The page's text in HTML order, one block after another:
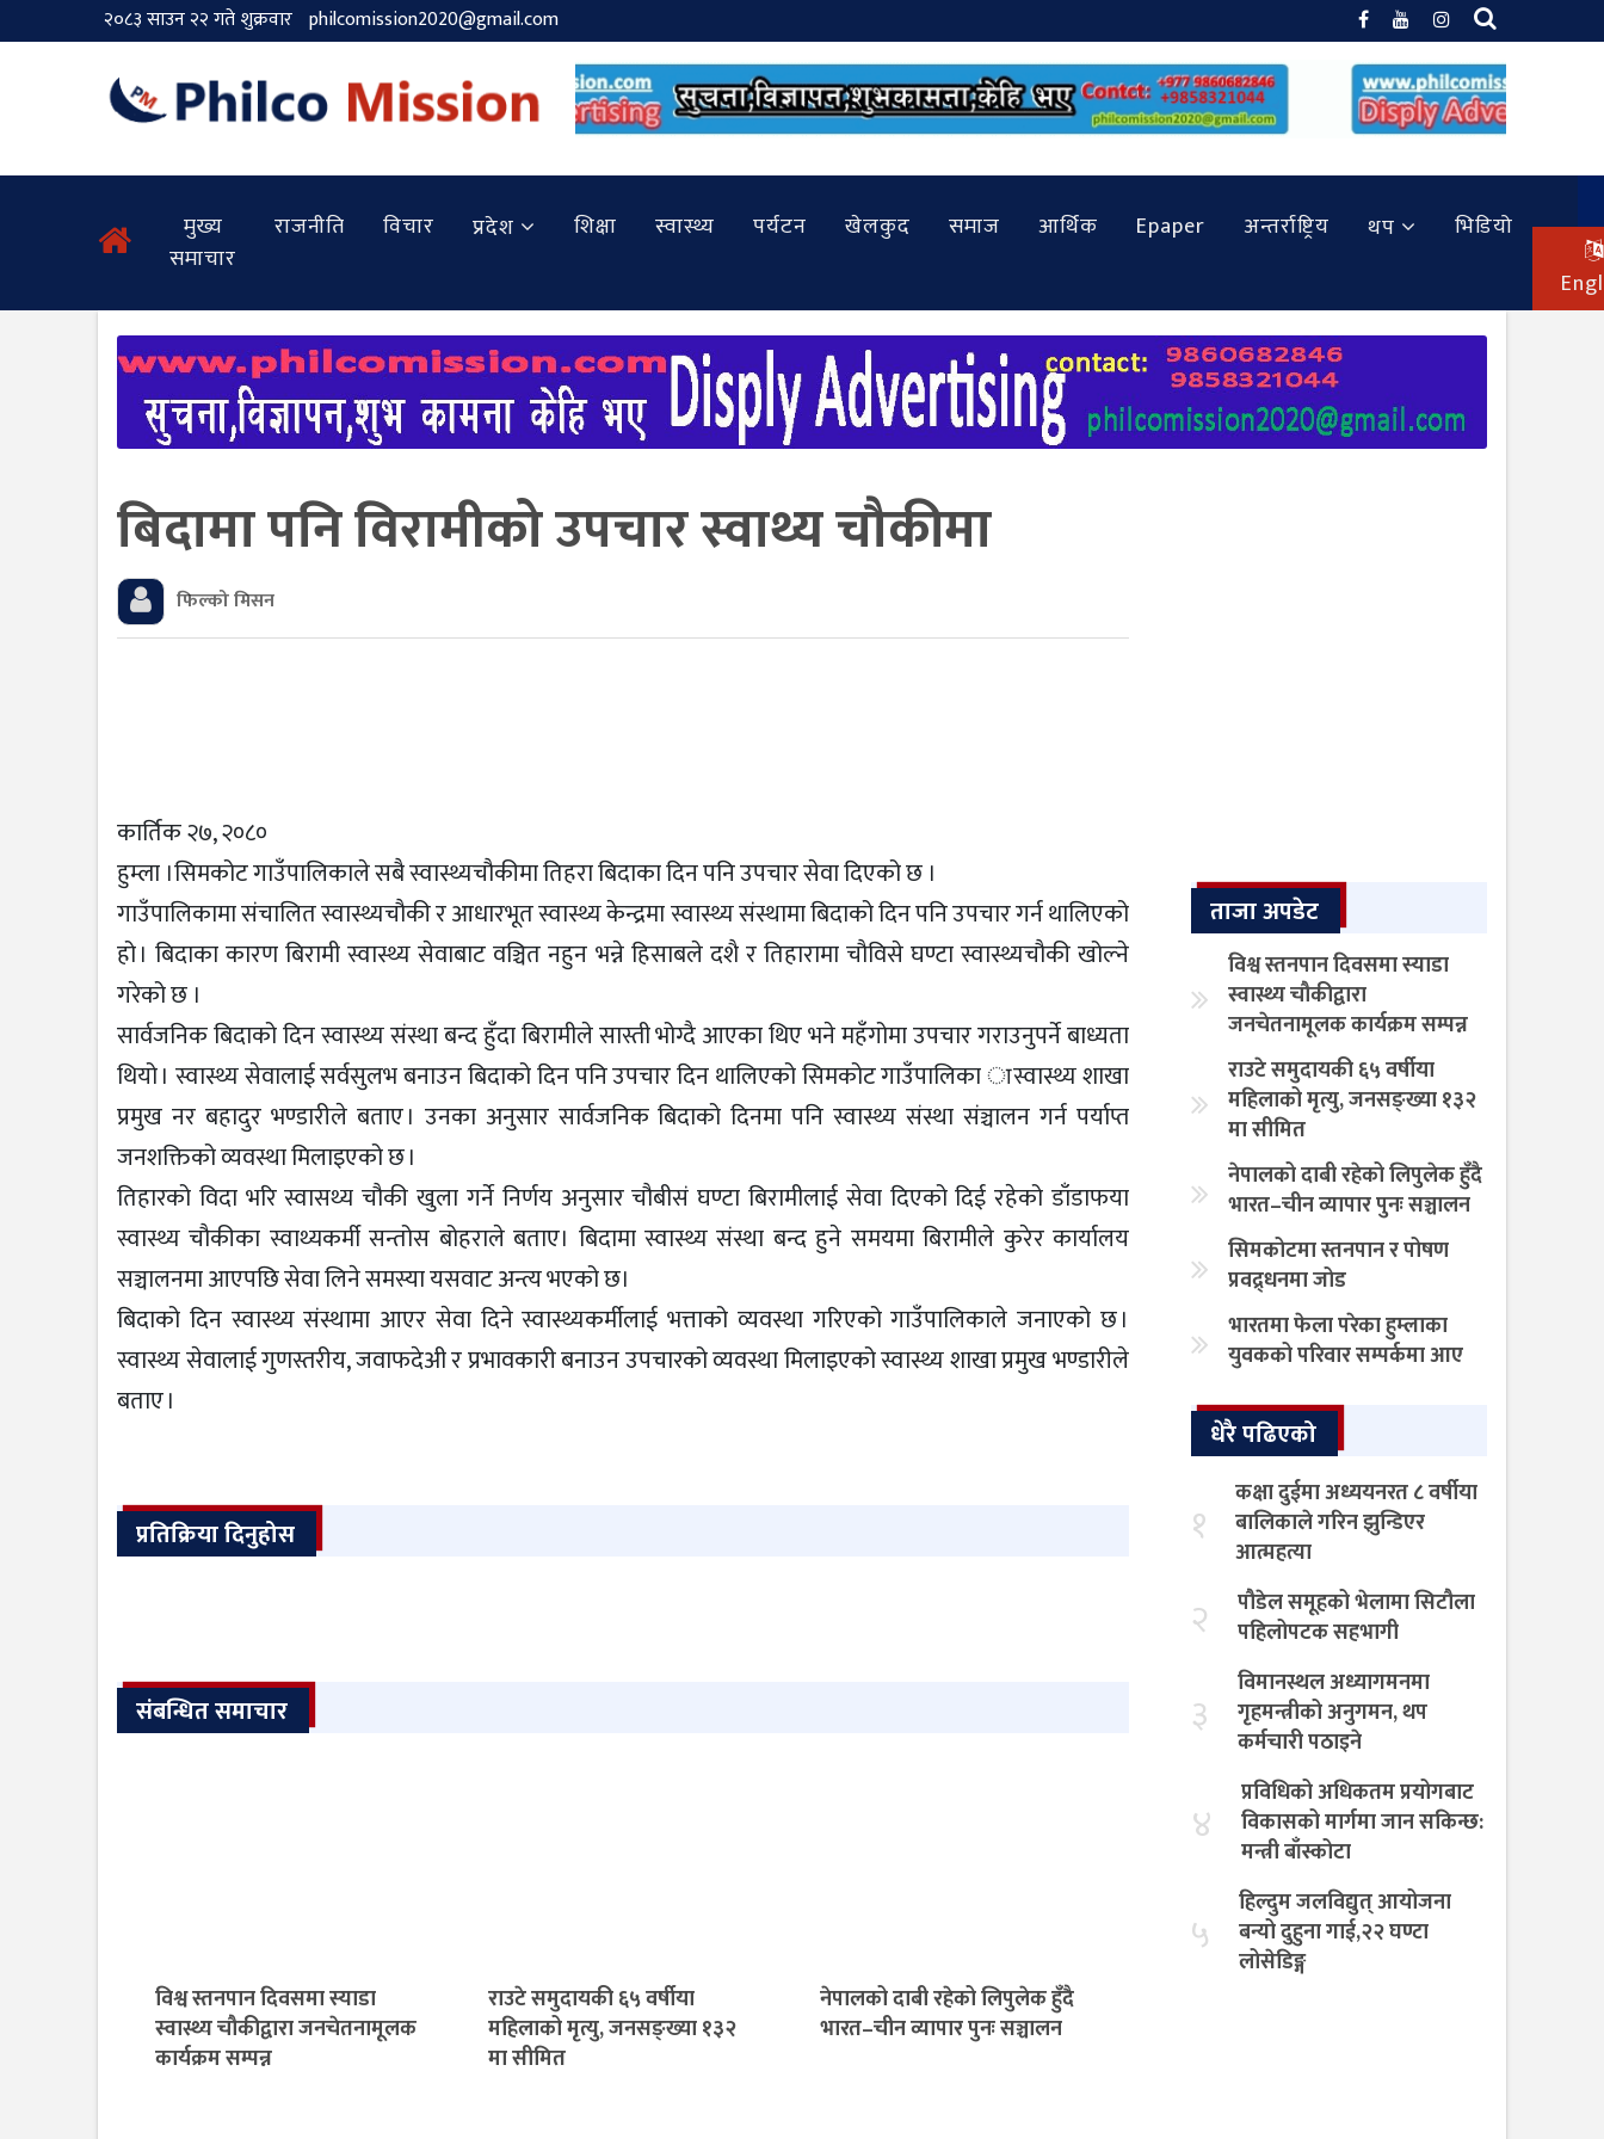
२०८३ साउन २२ गते शुक्रवार philcomission2020@gmail.com
मुख्य
समाचार
राजनीति विचार प्रदेश शिक्षा स्वास्थ्य पर्यटन खेलकुद समाज आर्थिक Epaper अन्तर्राष्ट्रिय थप
भिडियो
बिदामा पनि विरामीको उपचार स्वाथ्य चौकीमा
फिल्को मिसन
कार्तिक २७, २०८०
हुम्ला ।सिमकोट गाउँपालिकाले सबै स्वास्थ्यचौकीमा तिहरा बिदाका दिन पनि उपचार सेवा दिएको छ ।
गाउँपालिकामा संचालित स्वास्थ्यचौकी र आधारभूत स्वास्थ्य केन्द्रमा स्वास्थ्य संस्थामा बिदाको दिन पनि उपचार गर्न थालिएको
हो । बिदाका कारण बिरामी स्वास्थ्य सेवाबाट वञ्चित नहुन भन्ने हिसाबले दशै र तिहारामा चौविसे घण्टा स्वास्थ्यचौकी खोल्ने
गरेको छ ।
सार्वजनिक बिदाको दिन स्वास्थ्य संस्था बन्द हुँदा बिरामीले सास्ती भोग्दै आएका थिए भने महँगोमा उपचार गराउनुपर्ने बाध्यता
थियो । स्वास्थ्य सेवालाई सर्वसुलभ बनाउन बिदाको दिन पनि उपचार दिन थालिएको सिमकोट गाउँपालिका ास्वास्थ्य शाखा
प्रमुख नर बहादुर भण्डारीले बताए । उनका अनुसार सार्वजनिक बिदाको दिनमा पनि स्वास्थ्य संस्था संञ्चालन गर्न पर्याप्त
जनशक्तिको व्यवस्था मिलाइएको छ ।
तिहारको विदा भरि स्वासथ्य चौकी खुला गर्ने निर्णय अनुसार चौबीसं घण्टा बिरामीलाई सेवा दिएको दिई रहेको डाँडाफया
स्वास्थ्य चौकीका स्वाथ्यकर्मी सन्तोस बोहराले बताए। बिदामा स्वास्थ्य संस्था बन्द हुने समयमा बिरामीले कुरेर कार्यालय
सञ्चालनमा आएपछि सेवा लिने समस्या यसवाट अन्त्य भएको छ।
बिदाको दिन स्वास्थ्य संस्थामा आएर सेवा दिने स्वास्थ्यकर्मीलाई भत्ताको व्यवस्था गरिएको गाउँपालिकाले जनाएको छ ।
स्वास्थ्य सेवालाई गुणस्तरीय, जवाफदेअी र प्रभावकारी बनाउन उपचारको व्यवस्था मिलाइएको स्वास्थ्य शाखा प्रमुख भण्डारीले
बताए ।
प्रतिक्रिया दिनुहोस
संबन्धित समाचार
विश्व स्तनपान दिवसमा स्याडा
स्वास्थ्य चौकीद्वारा जनचेतनामूलक
कार्यक्रम सम्पन्न
राउटे समुदायकी ६५ वर्षीया
महिलाको मृत्यु, जनसङ्ख्या १३२
मा सीमित
नेपालको दाबी रहेको लिपुलेक हुँदै
भारत–चीन व्यापार पुनः सञ्चालन
ताजा अपडेट
विश्व स्तनपान दिवसमा स्याडा
स्वास्थ्य चौकीद्वारा
जनचेतनामूलक कार्यक्रम सम्पन्न
राउटे समुदायकी ६५ वर्षीया
महिलाको मृत्यु, जनसङ्ख्या १३२
मा सीमित
नेपालको दाबी रहेको लिपुलेक हुँदै
भारत–चीन व्यापार पुनः सञ्चालन
सिमकोटमा स्तनपान र पोषण
प्रवद्र्धनमा जोड
भारतमा फेला परेका हुम्लाका
युवकको परिवार सम्पर्कमा आए
धेरै पढिएको
१
कक्षा दुईमा अध्ययनरत ८ वर्षीया
बालिकाले गरिन झुन्डिएर
आत्महत्या
२
पौडेल समूहको भेलामा सिटौला
पहिलोपटक सहभागी
३
विमानस्थल अध्यागमनमा
गृहमन्त्रीको अनुगमन, थप
कर्मचारी पठाइने
४
प्रविधिको अधिकतम प्रयोगबाट
विकासको मार्गमा जान सकिन्छ:
मन्त्री बाँस्कोटा
५
हिल्दुम जलविद्युत् आयोजना
बन्यो दुहुना गाई,२२ घण्टा
लोसेडिङ्ग